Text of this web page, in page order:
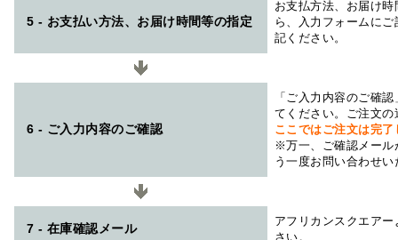
5 - お支払い方法、お届け時間等の指定
お支払方法、お届け
ら、入力フォームに
記ください。
6 - ご入力内容のご確認
「ご入力内容のご確
てください。ご注文
ここではご注文は完
※万一、ご確認メール
う一度お問い合わせ
7 - 在庫確認メール
アフリカンスクエアー
さい。